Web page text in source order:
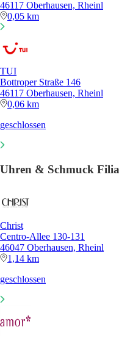
46117 Oberhausen, Rheinl
0,05 km
TUI
Bottroper Straße 146
46117 Oberhausen, Rheinl
0,06 km
geschlossen
Uhren & Schmuck
Christ
Centro-Allee 130-131
46047 Oberhausen, Rheinl
1,14 km
geschlossen